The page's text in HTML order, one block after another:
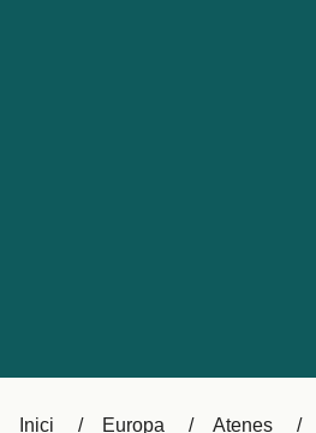
Ελλάδα
Polska
Inici Europa Atenes